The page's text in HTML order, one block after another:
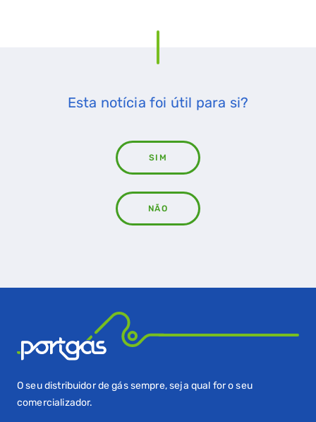
Esta notícia foi útil para si?
SIM
NÃO
O seu distribuidor de gás sempre, seja qual for o seu
comercializador.